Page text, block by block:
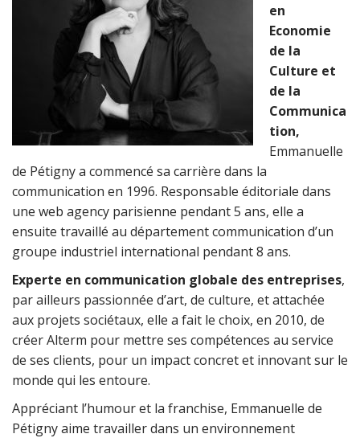
en
Economie
de la
Culture et
de la
Communica
tion,
Emmanuelle
de Pétigny a commencé sa carrière dans la
communication en 1996. Responsable éditoriale dans
une web agency parisienne pendant 5 ans, elle a
ensuite travaillé au département communication d’un
groupe industriel international pendant 8 ans.
Experte en communication globale des entreprises,
par ailleurs passionnée d’art, de culture, et attachée
aux projets sociétaux, elle a fait le choix, en 2010, de
créer Alterm pour mettre ses compétences au service
de ses clients, pour un impact concret et innovant sur le
monde qui les entoure.
Appréciant l’humour et la franchise, Emmanuelle de
Pétigny aime travailler dans un environnement